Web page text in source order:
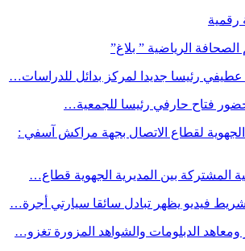
رقمية
الرياضية ” بلاغ”
عطيفي رئيسا جديدا لمركز بدائل للدراسات…
فتاح حارفي رئيسا للجمعية…
الجهوية لقطاع الاتصال بجهة مراكش آسفي :
المشتركة بين المديرية الجهوية قطاع…
فيديو يظهر تبادل سائقا سيارتي أجرة…
الدبلومات والشواهد المزورة تغزو…